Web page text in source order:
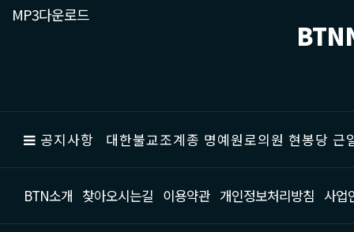
MP3다운로드
공지사항 대한불교조계종 명예원로의원 현봉당
BTN소개 찾아오시는길 이용약관 개인정보처리방침 사업